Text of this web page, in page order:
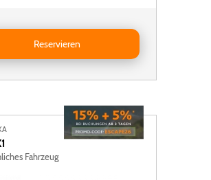
Reservieren
BYD Seal U DM-i
Fahrzeug